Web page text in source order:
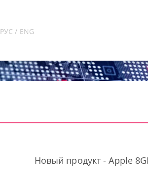
РУС / ENG
Новый продукт - Apple